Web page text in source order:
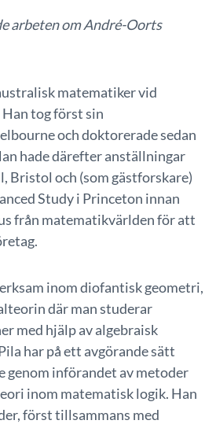
arbeten om André-Oorts
matematiker vid
tog först sin
och doktorerade sedan
hade därefter anställningar
Bristol och (som gästforskare)
Study i Princeton innan
från matematikvärlden för att
inom diofantisk geometri,
där man studerar
med hjälp av algebraisk
har på ett avgörande sätt
genom införandet av metoder
inom matematisk logik. Han
först tillsammans med